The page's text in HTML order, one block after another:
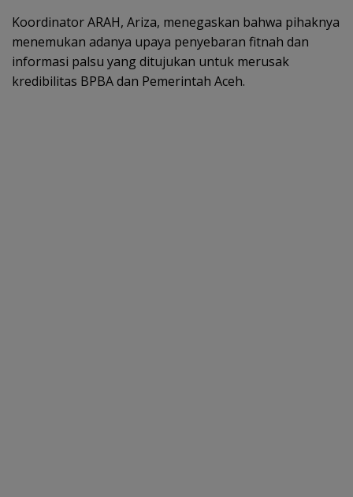
Koordinator ARAH, Ariza, menegaskan bahwa pihaknya
menemukan adanya upaya penyebaran fitnah dan
informasi palsu yang ditujukan untuk merusak
kredibilitas BPBA dan Pemerintah Aceh.